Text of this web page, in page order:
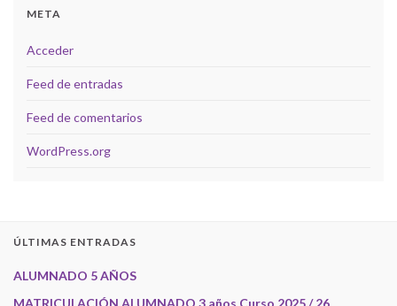
META
Acceder
Feed de entradas
Feed de comentarios
WordPress.org
ÚLTIMAS ENTRADAS
ALUMNADO 5 AÑOS
MATRICULACIÓN ALUMNADO 3 años Curso 2025 / 26